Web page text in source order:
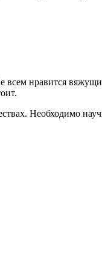
нравится
Необходимо